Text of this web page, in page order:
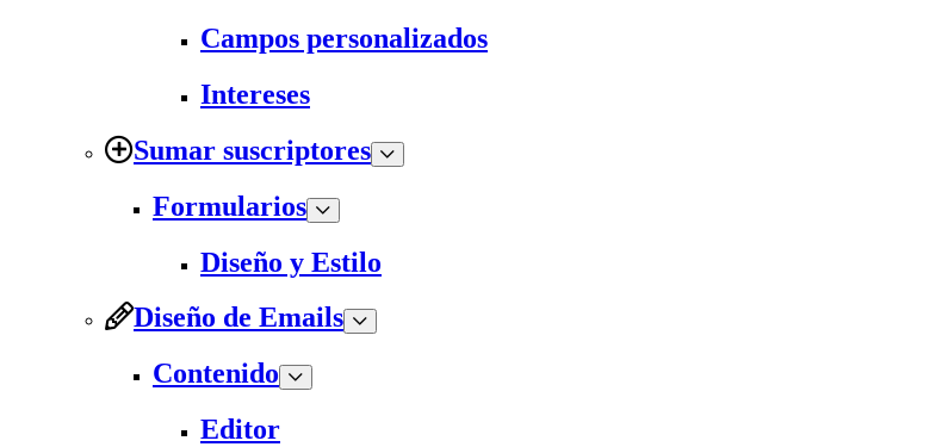
Campos personalizados
Intereses
Sumar suscriptores
Formularios
Diseño y Estilo
Diseño de Emails
Contenido
Editor